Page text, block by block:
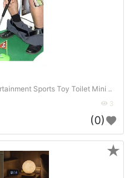
Sports Toy Toilet Mini ..
3
(0)
★